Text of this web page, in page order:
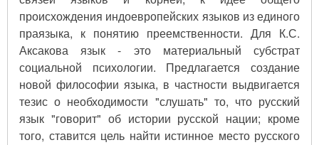
происхождения индоевропейских языков из единого
праязыка, к понятию преемственности. Для К.С.
Аксакова язык - это материальный субстрат
социальной психологии. Предлагается создание
новой философии языка, в частности выдвигается
тезис о необходимости "слушать" то, что русский
язык "говорит" об истории русской нации; кроме
того, ставится цель найти истинное место русского